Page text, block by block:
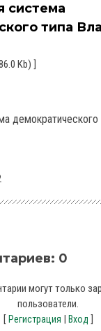
система
типа
Kb) ]
демократического
: 0
могут только
пользователи.
[ Регистрация | Вход ]